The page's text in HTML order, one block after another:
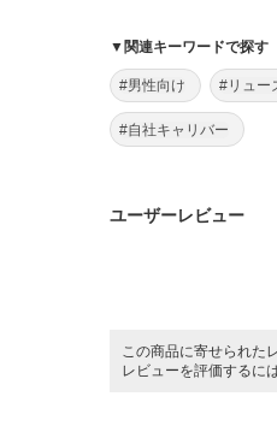
▼関連キーワードで探す
#男性向け #リュー
#自社キャリバー
ユーザーレビュー
この商品に寄せられた
レビューを評価するに